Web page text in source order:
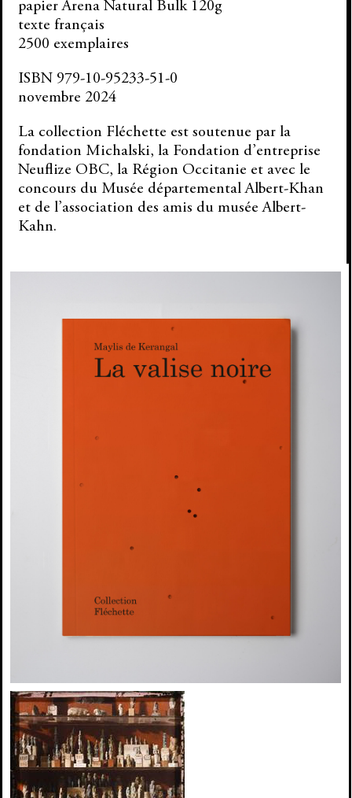
papier Arena Natural Bulk 120g
texte français
2500 exemplaires
ISBN 979-10-95233-51-0
novembre 2024
La collection Fléchette est soutenue par la
fondation Michalski, la Fondation d’entreprise
Neuflize OBC, la Région Occitanie et avec le
concours du Musée départemental Albert-Khan
et de l’association des amis du musée Albert-
Kahn.